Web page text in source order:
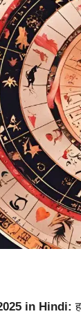
in Hindi: